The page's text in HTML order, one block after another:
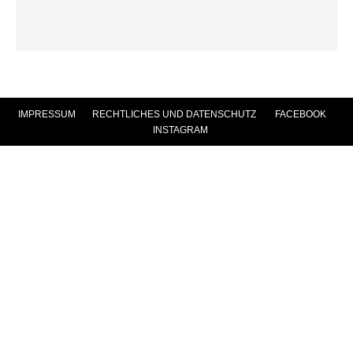
IMPRESSUM RECHTLICHES UND DATENSCHUTZ| FACEBOOK|
INSTAGRAM